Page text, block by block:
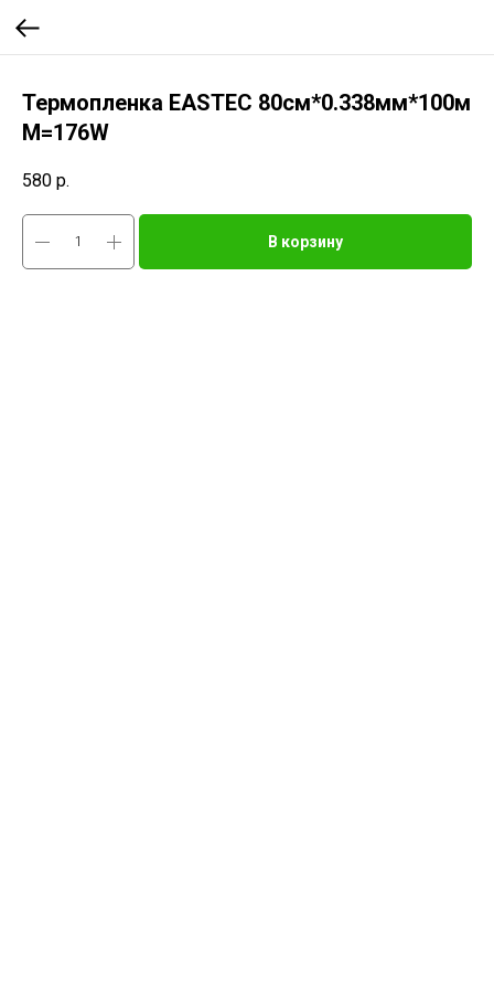
Термопленка EASTEC 80см*0.338мм*100м
М=176W
580 р.
В корзину